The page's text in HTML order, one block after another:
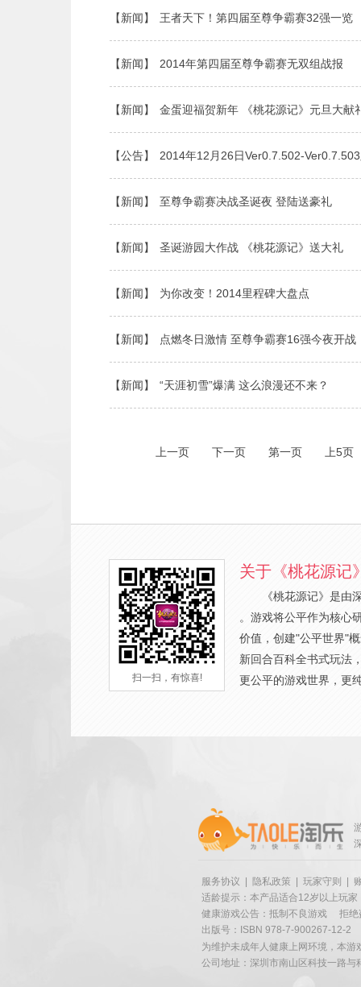
【新闻】 王者天下！第四届至尊争霸赛32强一览
【新闻】 2014年第四届至尊争霸赛无双组战报
【新闻】 金蛋迎福贺新年 《桃花源记》元旦大献
【公告】 2014年12月26日Ver0.7.502-
【新闻】 至尊争霸赛决战圣诞夜 登陆送豪礼
【新闻】 圣诞游园大作战 《桃花源记》送大礼
【新闻】 为你改变！2014里程碑大盘点
【新闻】 点燃冬日激情 至尊争霸赛16强今夜开战
【新闻】 “天涯初雪”爆满 这么浪漫还不来？
上一页 下一页 第一页 上5页
扫一扫，有惊喜!
关于《桃花源记
《桃花源记》是由
。游戏将公平作为核心
价值，创建"公平世界"
新回合百科全书式玩法
更公平的游戏世界，更
服务协议 隐私政策 玩家守则
适龄提示：本产品适合12岁以上玩家
健康游戏公告：抵制不良游戏
拒绝
出版号：ISBN 978-7-900267-12-2
为维护未成年人健康上网环境，本
公司地址：深圳市南山区科技一路